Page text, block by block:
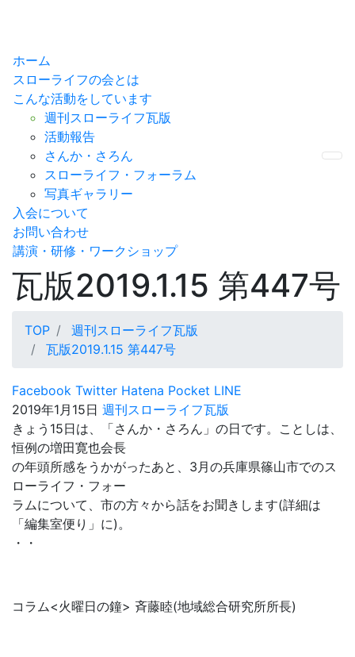
ホーム
スローライフの会とは
こんな活動をしています
週刊スローライフ瓦版
活動報告
さんか・さろん
スローライフ・フォーラム
写真ギャラリー
入会について
お問い合わせ
講演・研修・ワークショップ
瓦版2019.1.15 第447号
TOP
週刊スローライフ瓦版
瓦版2019.1.15 第447号
Facebook Twitter Hatena Pocket LINE
2019年1月15日 週刊スローライフ瓦版
きょう15日は、「さんか・さろん」の日です。ことしは、
恒例の増田寛也会長
の年頭所感をうかがったあと、3月の兵庫県篠山市でのス
ローライフ・フォー
ラムについて、市の方々から話をお聞きします(詳細は
「編集室便り」に)。
・・
コラム<火曜日の鐘> 斉藤睦(地域総合研究所所長)